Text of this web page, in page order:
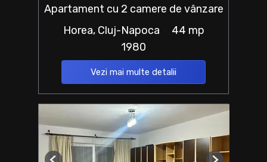
Apartament cu 2 camere de vânzare
Horea, Cluj-Napoca
44 mp
1980
Vezi mai multe detalii